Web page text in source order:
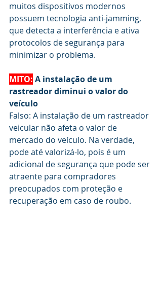
muitos dispositivos modernos
possuem tecnologia anti-jamming,
que detecta a interferência e ativa
protocolos de segurança para
minimizar o problema.
MITO: A instalação de um
rastreador diminui o valor do
veículo
Falso: A instalação de um rastreador
veicular não afeta o valor de
mercado do veículo. Na verdade,
pode até valorizá-lo, pois é um
adicional de segurança que pode ser
atraente para compradores
preocupados com proteção e
recuperação em caso de roubo.